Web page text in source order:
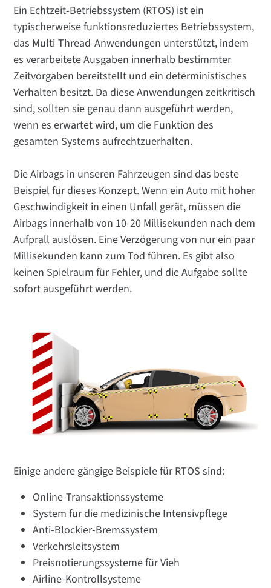
Ein Echtzeit-Betriebssystem (RTOS) ist ein
typischerweise funktionsreduziertes Betriebssystem,
das Multi-Thread-Anwendungen unterstützt, indem
es verarbeitete Ausgaben innerhalb bestimmter
Zeitvorgaben bereitstellt und ein deterministisches
Verhalten besitzt. Da diese Anwendungen zeitkritisch
sind, sollten sie genau dann ausgeführt werden,
wenn es erwartet wird, um die Funktion des
gesamten Systems aufrechtzuerhalten.
Die Airbags in unseren Fahrzeugen sind das beste
Beispiel für dieses Konzept. Wenn ein Auto mit hoher
Geschwindigkeit in einen Unfall gerät, müssen die
Airbags innerhalb von 10-20 Millisekunden nach dem
Aufprall auslösen. Eine Verzögerung von nur ein paar
Millisekunden kann zum Tod führen. Es gibt also
keinen Spielraum für Fehler, und die Aufgabe sollte
sofort ausgeführt werden.
Einige andere gängige Beispiele für RTOS sind:
Online-Transaktionssysteme
System für die medizinische Intensivpflege
Anti-Blockier-Bremssystem
Verkehrsleitsystem
Preisnotierungssysteme für Vieh
Airline-Kontrollsysteme